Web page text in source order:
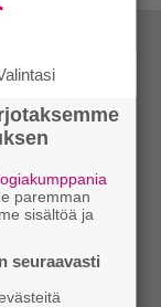
paremman
sisältöä ja
seuraavasti